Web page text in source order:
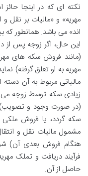
نکته ای که در اینجا
مهریه» و «مالیات بر نقل و
اند» می باشد. همانطور
این حال، اگر زوجه پس از
(مانند فروش سکه های
مهریه به او تعلق گرفته)
مالیاتی مربوط به آن
زیادی سکه توسط زوجه می
(در صورت وجود و تصویب)
سکه گردد، یا فروش ملکی
مشمول مالیات نقل و
هنگام فروش بعدی آن) شود.
فرآیند دریافت و تملک
حاصل از آن.